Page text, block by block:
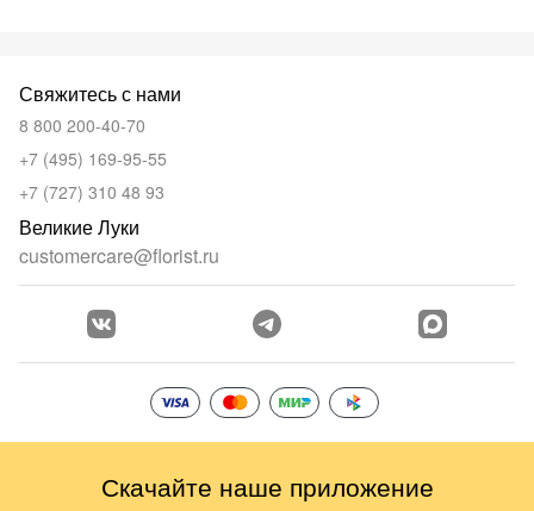
Свяжитесь с нами
8 800 200-40-70
+7 (495) 169-95-55
+7 (727) 310 48 93
Великие Луки
customercare@florist.ru
Скачайте наше приложение